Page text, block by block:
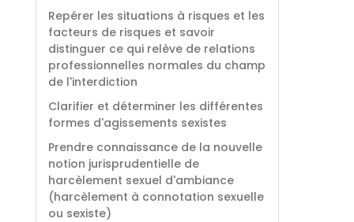
Repérer les situations à risques et les
facteurs de risques et savoir
distinguer ce qui relève de relations
professionnelles normales du champ
de l'interdiction
Clarifier et déterminer les différentes
formes d'agissements sexistes
Prendre connaissance de la nouvelle
notion jurisprudentielle de
harcèlement sexuel d'ambiance
(harcèlement à connotation sexuelle
ou sexiste)